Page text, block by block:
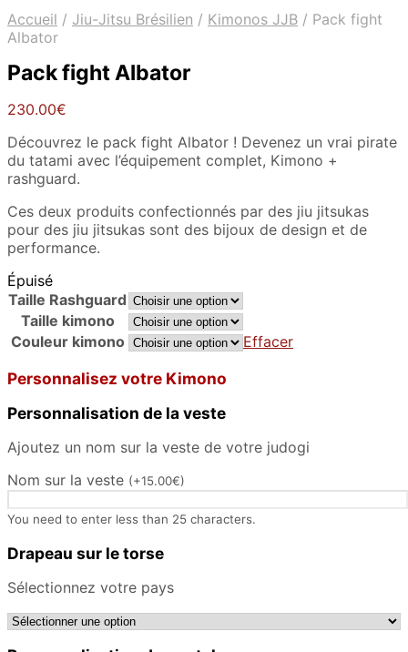
Accueil / Jiu-Jitsu Brésilien / Kimonos JJB / Pack fight
Albator
Pack fight Albator
230.00€
Découvrez le pack fight Albator ! Devenez un vrai pirate
du tatami avec l’équipement complet, Kimono +
rashguard.
Ces deux produits confectionnés par des jiu jitsukas
pour des jiu jitsukas sont des bijoux de design et de
performance.
Épuisé
Taille Rashguard
Taille kimono
Couleur kimono
Effacer
Personnalisez votre Kimono
Personnalisation de la veste
Ajoutez un nom sur la veste de votre judogi
Nom sur la veste (+15.00€)
You need to enter less than 25 characters.
Drapeau sur le torse
Sélectionnez votre pays